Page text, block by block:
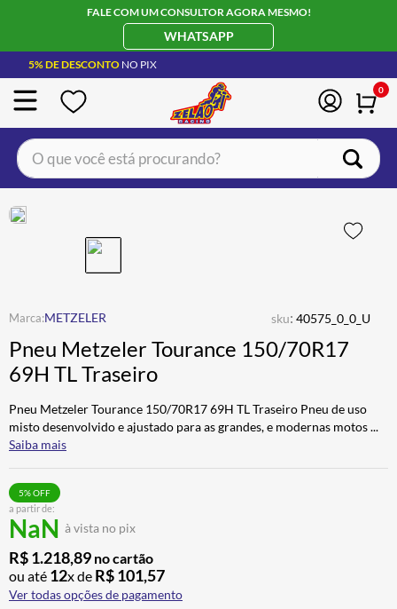
FALE COM UM CONSULTOR AGORA MESMO!
WHATSAPP
5% DE DESCONTO NO PIX
0
O que você está procurando?
METZELER sku: 40575_0_0_U
Pneu Metzeler Tourance 150/70R17
69H TL Traseiro
Pneu Metzeler Tourance 150/70R17 69H TL Traseiro Pneu de uso
misto desenvolvido e ajustado para as grandes, e modernas motos...
Saiba mais
a partir de:
NaN à vista no pix
5% OFF
R$1.218,89 no cartão
ou até 12x de R$101,57
Ver todas opções de pagamento
BOTA
4º ÓCULOS SOLAR
5º LUVA
6º BAU
7º CALÇA
8º ALPINESTAR
9º AIROH
10º